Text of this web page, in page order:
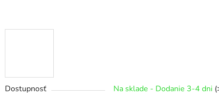
Dostupnosť Na sklade - Dodanie 3-4 dni